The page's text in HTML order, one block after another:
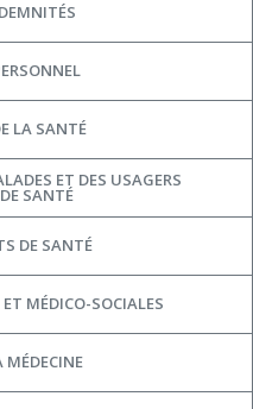
LA SANTÉ
ET DES USAGERS
SANTÉ
DE SANTÉ
MÉDICO-SOCIALES
MÉDECINE